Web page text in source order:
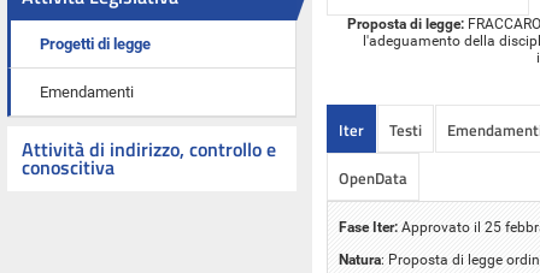
Progetti di legge
Emendamenti
Attività di indirizzo, controllo e
conoscitiva
Proposta di legge:
l'adeguamento della
Iter Testi
OpenData
Fase Iter: Approvato il 25
Natura: Proposta di legge